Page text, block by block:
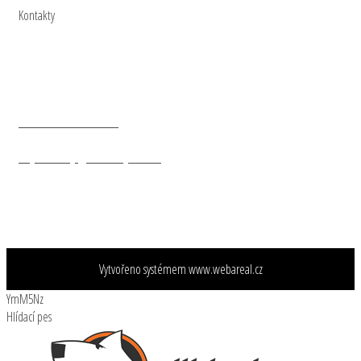
Kontakty
Vytvořeno systémemwww.webareal.cz
YmM5Nz
Hlídací pes